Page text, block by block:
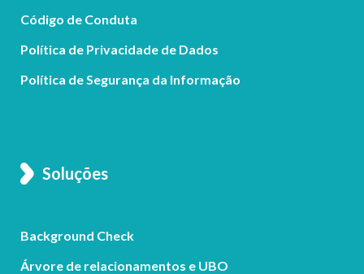
Código de Conduta
Política de Privacidade de Dados
Política de Segurança da Informação
Soluções
Background Check
Árvore de relacionamentos e UBO